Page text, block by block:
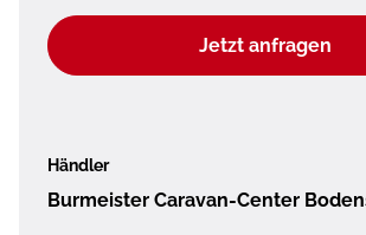
Jetzt anfragen
Händler
Burmeister Caravan-Center